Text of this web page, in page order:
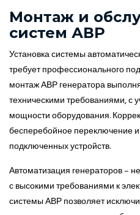
Монтаж и
систем АВР
Установка системы
требует профессионального
монтаж АВР генератора
техническими требованиями, с
мощности оборудования.
бесперебойное переключение
подключенных устройств.
Автоматизация генераторов –
с высокими требованиями к
системы АВР позволяет